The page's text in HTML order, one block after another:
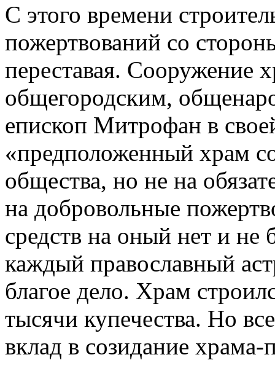
С этого времени
пожертвований со
переставая. Сооружение
общегородским,
епископ Митрофан в
«предположенный храм
общества, но не на
на добровольные
средств на оный нет и не
каждый православный
благое дело. Храм
тысячи купечества. Но
вклад в созидание храма-